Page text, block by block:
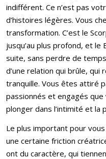
indifférent. Ce n’est pas
d’histoires légères. Vous
transformation. C’est le
jusqu’au plus profond, et
suite, sans perdre de
d’une relation qui brûle, qui
tranquille. Vous êtes attiré
passionnés et engagés
plonger dans l’intimité et la
Le plus important pour
une certaine friction
ont du caractère, qui